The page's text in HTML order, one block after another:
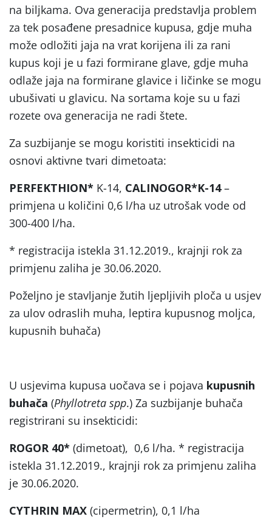
na biljkama. Ova generacija predstavlja problem
za tek posađene presadnice kupusa, gdje muha
može odložiti jaja na vrat korijena ili za rani
kupus koji je u fazi formirane glave, gdje muha
odlaže jaja na formirane glavice i ličinke se mogu
ubušivati u glavicu. Na sortama koje su u fazi
rozete ova generacija ne radi štete.
Za suzbijanje se mogu koristiti insekticidi na
osnovi aktivne tvari dimetoata:
PERFEKTHION* K-14, CALINOGOR*K-14–
primjena u količini 0,6 l/ha uz utrošak vode od
300-400 l/ha.
* registracija istekla 31.12.2019., krajnji rok za
primjenu zaliha je 30.06.2020.
Poželjno je stavljanje žutih ljepljivih ploča u usjev
za ulov odraslih muha, leptira kupusnog moljca,
kupusnih buhača)
U usjevima kupusa uočava se i pojava kupusnih
buhača (Phyllotreta spp.) Za suzbijanje buhača
registrirani su insekticidi:
ROGOR 40* (dimetoat), 0,6 l/ha. * registracija
istekla 31.12.2019., krajnji rok za primjenu zaliha
je 30.06.2020.
CYTHRIN MAX (cipermetrin), 0,1 l/ha